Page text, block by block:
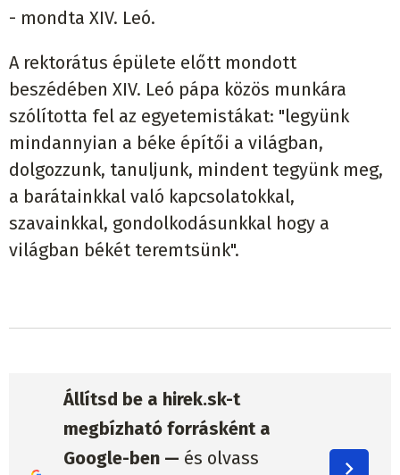
- mondta XIV. Leó.
A rektorátus épülete előtt mondott
beszédében XIV. Leó pápa közös munkára
szólította fel az egyetemistákat: "legyünk
mindannyian a béke építői a világban,
dolgozzunk, tanuljunk, mindent tegyünk meg,
a barátainkkal való kapcsolatokkal,
szavainkkal, gondolkodásunkkal hogy a
világban békét teremtsünk".
Állítsd be a hirek.sk-t
megbízható forrásként a
Google-ben — és olvass